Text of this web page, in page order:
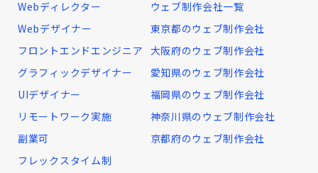
Webディレクター
Webデザイナー
フロントエンドエンジニア
グラフィックデザイナー
UIデザイナー
リモートワーク実施
副業可
フレックスタイム制
ウェブ制作会社一覧
東京都のウェブ制作会社
大阪府のウェブ制作会社
愛知県のウェブ制作会社
福岡県のウェブ制作会社
神奈川県のウェブ制作会社
京都府のウェブ制作会社